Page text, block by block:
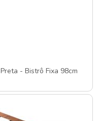
- Bistrô Fixa 98cm